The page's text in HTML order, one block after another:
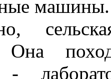
машины.
Она
-